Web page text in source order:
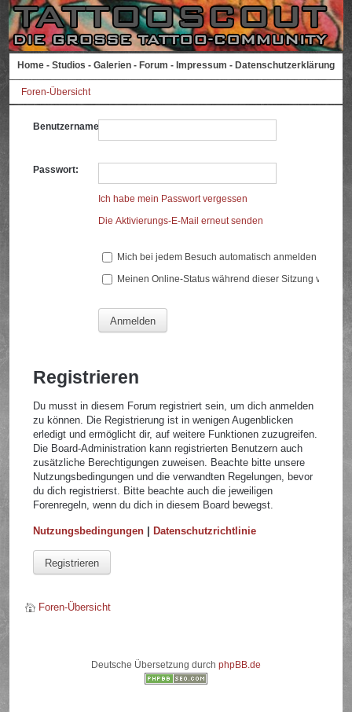
Home - Studios - Galerien - Forum - Impressum - Datenschutzerklärung
Foren-Übersicht
Benutzername:
Passwort:
Ich habe mein Passwort vergessen
Die Aktivierungs-E-Mail erneut senden
Mich bei jedem Besuch automatisch anmelden
Meinen Online-Status während dieser Sitzung
Registrieren
Du musst in diesem Forum registriert sein, um dich anmelden
zu können. Die Registrierung ist in wenigen Augenblicken
erledigt und ermöglicht dir, auf weitere Funktionen zuzugreifen.
Die Board-Administration kann registrierten Benutzern auch
zusätzliche Berechtigungen zuweisen. Beachte bitte unsere
Nutzungsbedingungen und die verwandten Regelungen, bevor
du dich registrierst. Bitte beachte auch die jeweiligen
Forenregeln, wenn du dich in diesem Board bewegst.
Nutzungsbedingungen |Datenschutzrichtlinie
Registrieren
Foren-Übersicht
Deutsche Übersetzung durch phpBB.de